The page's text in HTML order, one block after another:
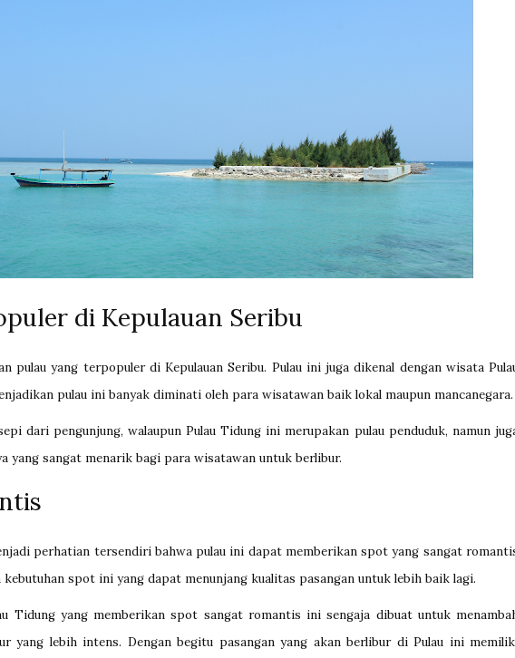
di Kepulauan Seribu
pulau yang terpopuler di Kepulauan Seribu. Pulau ini juga dikenal dengan wisata
pulau ini banyak diminati oleh para wisatawan baik lokal maupun mancanegara.
dari pengunjung, walaupun Pulau Tidung ini merupakan pulau penduduk, namun
yang sangat menarik bagi para wisatawan untuk berlibur.
perhatian tersendiri bahwa pulau ini dapat memberikan spot yang sangat
spot ini yang dapat menunjang kualitas pasangan untuk lebih baik lagi.
Tidung yang memberikan spot sangat romantis ini sengaja dibuat untuk
yang lebih intens. Dengan begitu pasangan yang akan berlibur di Pulau ini